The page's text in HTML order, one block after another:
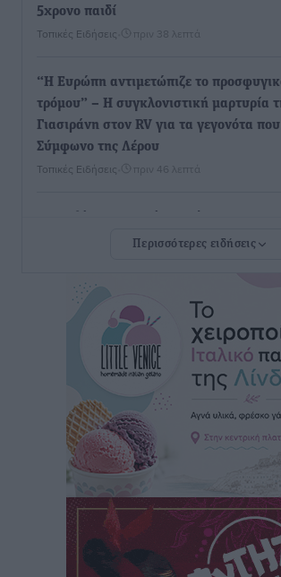
5χρονο παιδί
Τοπικές Ειδήσεις πριν 38 λεπτά
“Η Ευρώπη αντιμετώπιζε το
τρόμου” – Η συγκλονιστική μαρτυρία
Γιασιράνη στον RV για τα γεγονότα
Σύμφωνο της Λέρου
Τοπικές Ειδήσεις πριν 46 λεπτά
πριν 55 λεπτά
Έκτακτη συνεδρίαση της Δημοτικής
αύριο Παρασκευή 7 Αυγούστου
Τοπικές Ειδήσεις πριν 59 λεπτά
ΑΕΡΑ: Δεν σταματάει να ενισχύεται,
Μητρόπουλος
Αθλητικά• πριν 1 ώρα
Κλεάνθης: Δουλειές μετά ευχαριστιών
ατομικό για δύο
Αθλητικά πριν 1 ώρα
Φοίβος: Εν αναμονή του Νίκου Λαζίδη
Περισσότερες ειδήσεις